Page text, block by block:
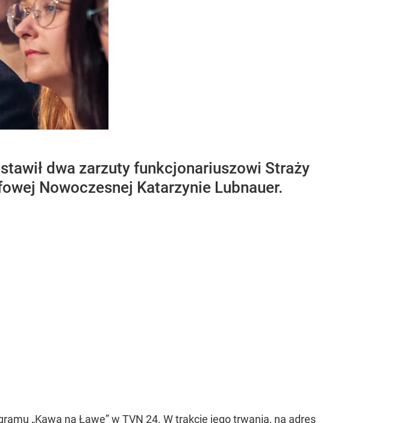
dwa zarzuty funkcjonariuszowi Straży
Nowoczesnej Katarzynie Lubnauer.
„Kawa na Ławę” w TVN 24. W trakcie jego trwania, na adres